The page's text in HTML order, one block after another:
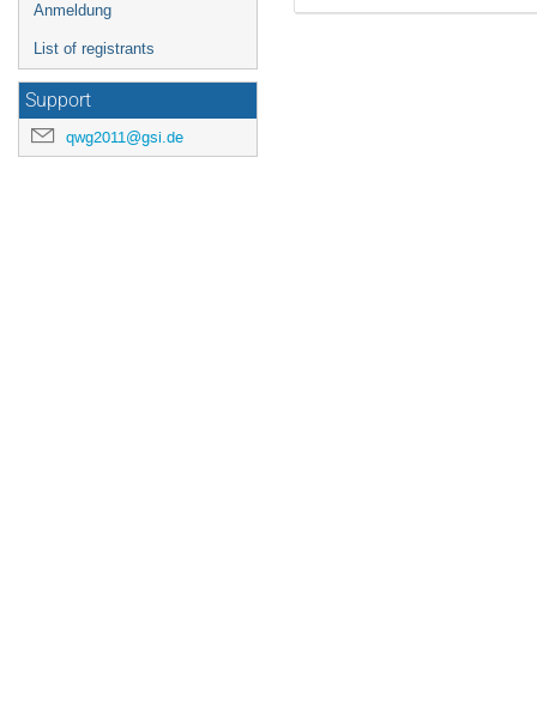
Anmeldung
List of registrants
Support
qwg2011@gsi.de